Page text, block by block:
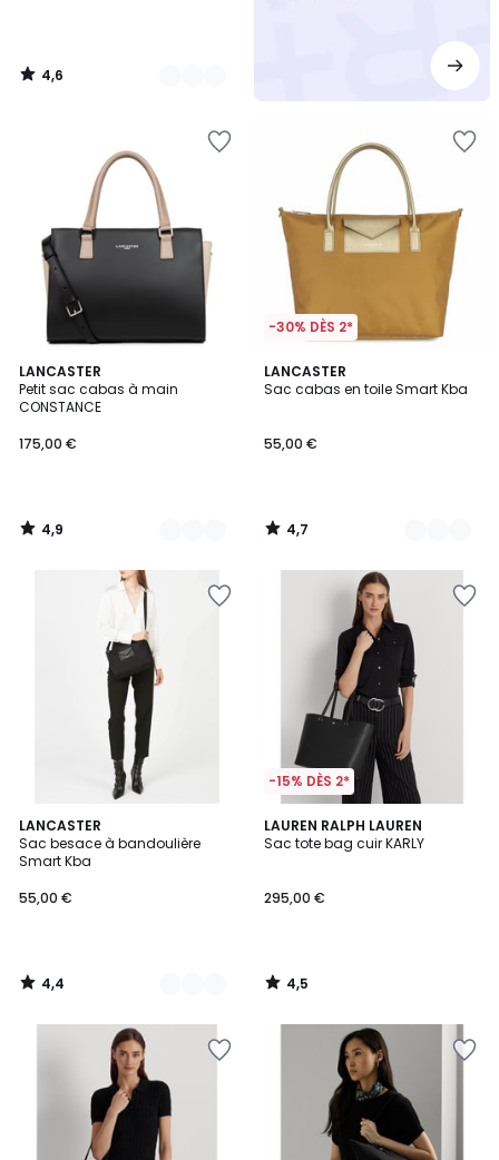
4,6
/
LANCASTER
Petit sac cabas à main
CONSTANCE
175,00 €
4,9
/ 5
2
Couleurs
4,9
/
-30% DÈS 2*
LANCASTER
Sac cabas en toile Smart Kba
55,00 €
4,7
/ 5
3
Couleurs
4,7
/
LANCASTER
Sac besace à bandoulière
Smart Kba
55,00 €
4,4
/ 5
3
Couleurs
4,4
/
-15% DÈS 2*
LAUREN RALPH LAUREN
Sac tote bag cuir KARLY
295,00 €
4,5
/ 5
4,5
/